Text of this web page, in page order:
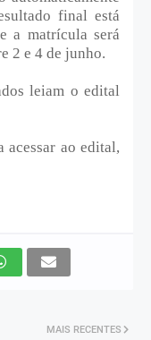
final está
a matrícula será
2 e 4 de junho.
leiam o edital
acessar ao edital,
MAIS RECENTES